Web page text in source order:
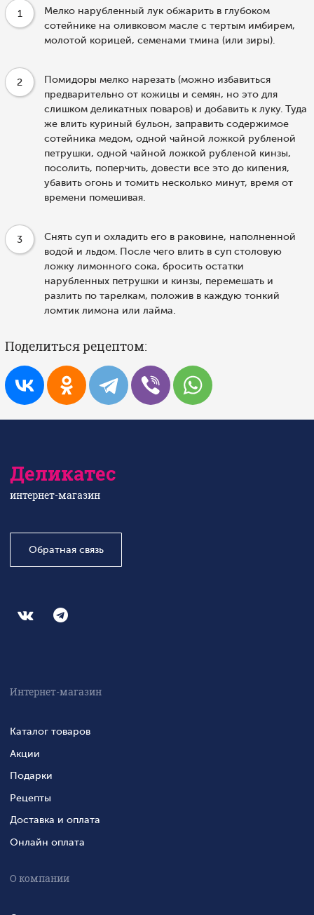
1
Мелко нарубленный лук обжарить в глубоком
сотейнике на оливковом масле с тертым имбирем,
молотой корицей, семенами тмина (или зиры).
2
Помидоры мелко нарезать (можно избавиться
предварительно от кожицы и семян, но это для
слишком деликатных поваров) и добавить к луку. Туда
же влить куриный бульон, заправить содержимое
сотейника медом, одной чайной ложкой рубленой
петрушки, одной чайной ложкой рубленой кинзы,
посолить, поперчить, ­довести все это до кипения,
убавить огонь и томить несколько минут, время от
времени помешивая.
3
Снять суп и охладить его в раковине, наполненной
водой и льдом. После чего влить в суп столовую
ложку лимонного сока, бросить остатки
нарубленных петрушки и кинзы, перемешать и
разлить по тарелкам, положив в каждую тонкий
ломтик лимона или лайма.
Поделиться рецептом:
Деликатес
интернет-магазин
Обратная связь
Интернет-магазин
Каталог товаров
Акции
Подарки
Рецепты
Доставка и оплата
Онлайн оплата
О компании